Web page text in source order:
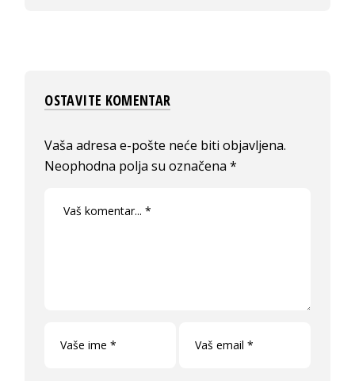
OSTAVITE KOMENTAR
Vaša adresa e-pošte neće biti objavljena.
Neophodna polja su označena*